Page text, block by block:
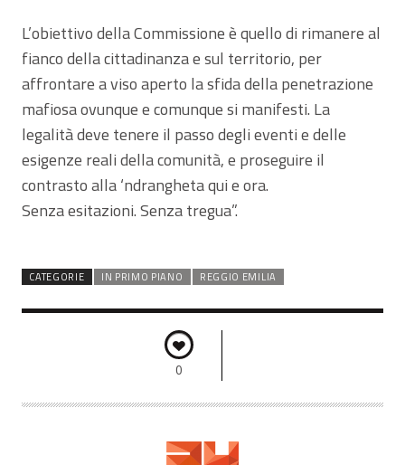
L’obiettivo della Commissione è quello di rimanere al
fianco della cittadinanza e sul territorio, per
affrontare a viso aperto la sfida della penetrazione
mafiosa ovunque e comunque si manifesti. La
legalità deve tenere il passo degli eventi e delle
esigenze reali della comunità, e proseguire il
contrasto alla ‘ndrangheta qui e ora.
Senza esitazioni. Senza tregua”.
CATEGORIE IN PRIMO PIANO REGGIO EMILIA
0